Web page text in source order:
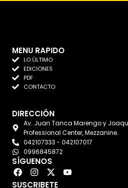
MENU RAPIDO
LO ÚLTIMO
EDICIONES
PDF
CONTACTO
DIRECCIÓN
Av. Juan Tanca Marengo y
Professional Center, Mezzanine.
042107333 - 042107017
0996845872
SÍGUENOS
F
a
I
n
X
-
Y
o
SUSCRIBETE